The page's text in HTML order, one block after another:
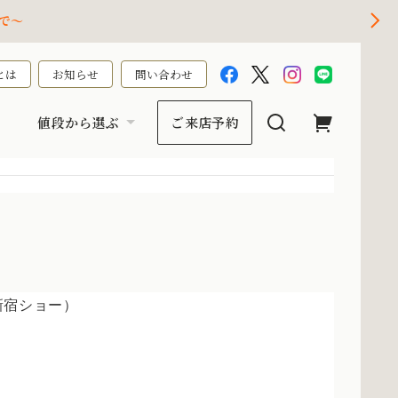
～
は お知らせ 問い合わせ
値段から選ぶ ご来店予約
ショー）